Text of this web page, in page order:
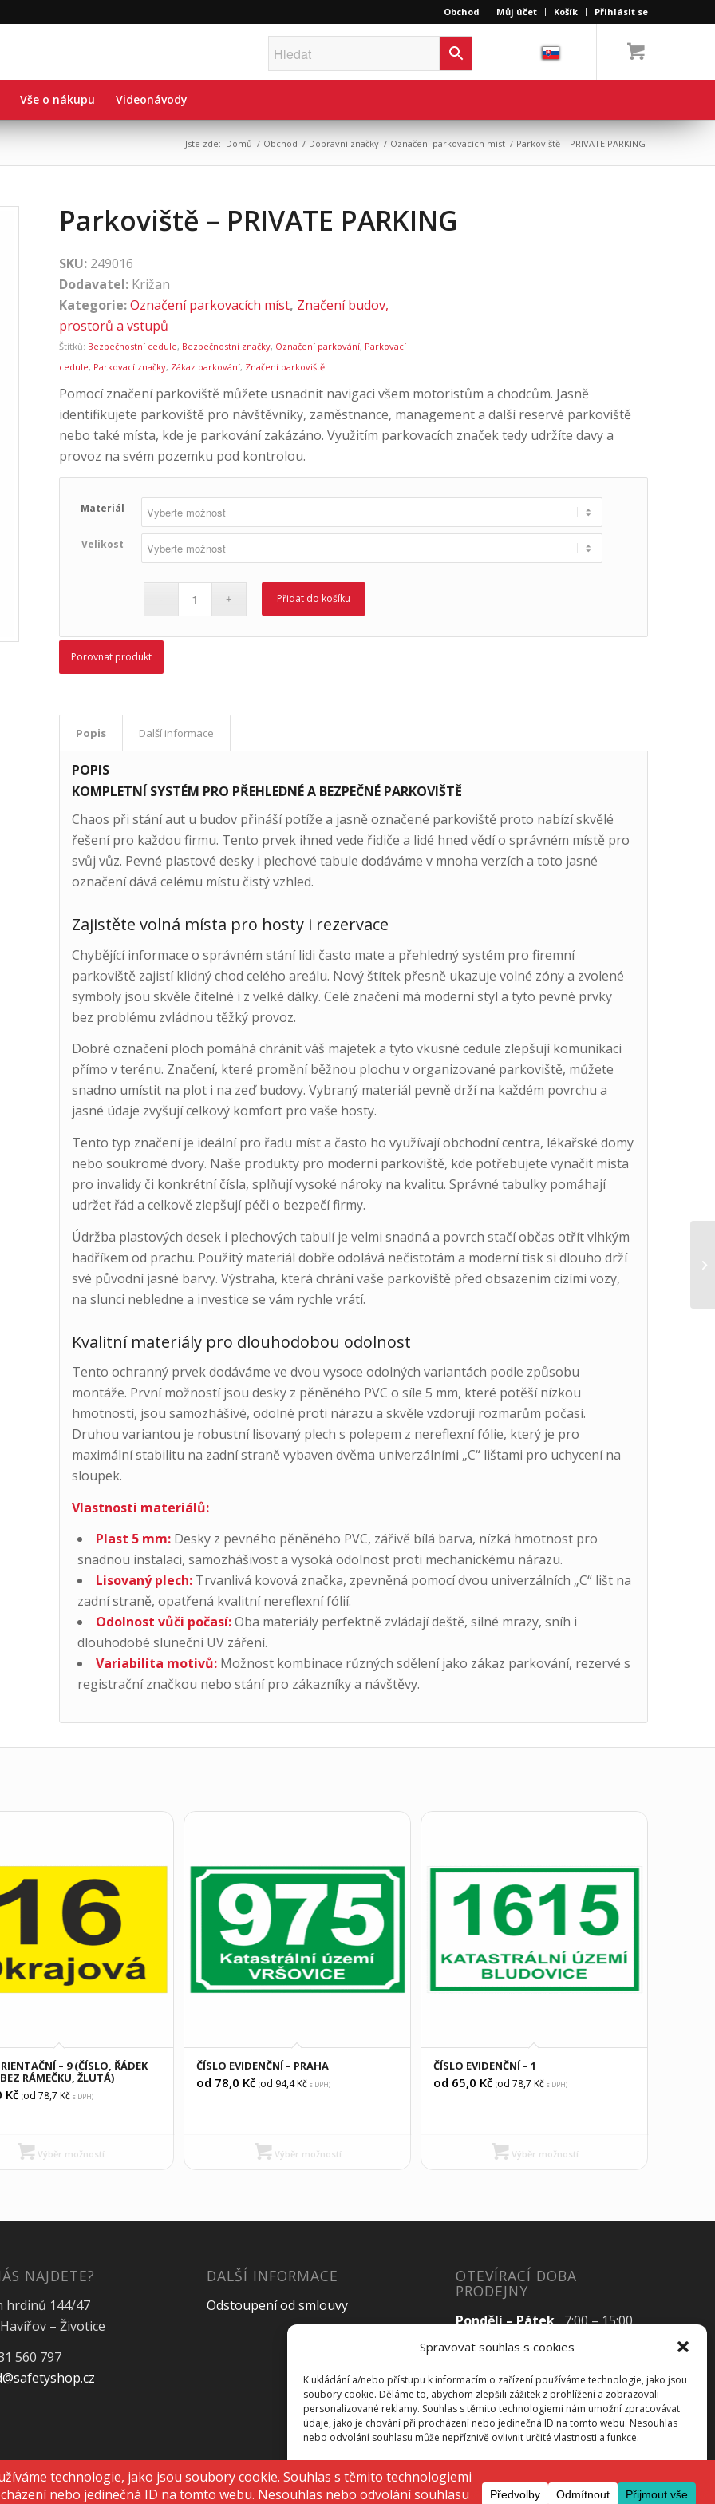
Spravovat souhlas s cookies
K ukládání a/nebo přístupu k informacím o zařízení používáme technologie, jako jsou
soubory cookie. Děláme to, abychom zlepšili zážitek z prohlížení a zobrazovali
personalizované reklamy. Souhlas s těmito technologiemi nám umožní zpracovávat
údaje, jako je chování při procházení nebo jedinečná ID na tomto webu. Nesouhlas
nebo odvolání souhlasu může nepříznivě ovlivnit určité vlastnosti a funkce.
Přijmout Odmítnout Zobrazit předvolby
Obchod Můj účet Košík Přihlásit se
Vše o nákupu Videonávody
Jste zde: Domů / Obchod / Dopravní značky / Označení parkovacích míst / Parkoviště – PRIVATE PARKING
Parkoviště – PRIVATE PARKING
SKU: 249016
Dodavatel: Križan
Kategorie:Označení parkovacích míst, Značení budov,
prostorů a vstupů
Štítků: Bezpečnostní cedule, Bezpečnostní značky, Označení parkování, Parkovací
cedule, Parkovací značky, Zákaz parkování, Značení parkoviště
Pomocí značení parkoviště můžete usnadnit navigaci všem motoristům a chodcům. Jasně
identifikujete parkoviště pro návštěvníky, zaměstnance, management a další reservé parkoviště
nebo také místa, kde je parkování zakázáno. Využitím parkovacích značek tedy udržíte davy a
provoz na svém pozemku pod kontrolou.
Materiál
Velikost
Přidat do košíku
Porovnat produkt
Popis Další informace
POPIS
KOMPLETNÍ SYSTÉM PRO PŘEHLEDNÉ A BEZPEČNÉ PARKOVIŠTĚ
Chaos při stání aut u budov přináší potíže a jasně označené parkoviště proto nabízí skvělé
řešení pro každou firmu. Tento prvek ihned vede řidiče a lidé hned vědí o správném místě pro
svůj vůz. Pevné plastové desky i plechové tabule dodáváme v mnoha verzích a toto jasné
označení dává celému místu čistý vzhled.
Zajistěte volná místa pro hosty i rezervace
Chybějící informace o správném stání lidi často mate a přehledný systém pro firemní
parkoviště zajistí klidný chod celého areálu. Nový štítek přesně ukazuje volné zóny a zvolené
symboly jsou skvěle čitelné i z velké dálky. Celé značení má moderní styl a tyto pevné prvky
bez problému zvládnou těžký provoz.
Dobré označení ploch pomáhá chránit váš majetek a tyto vkusné cedule zlepšují komunikaci
přímo v terénu. Značení, které promění běžnou plochu v organizované parkoviště, můžete
snadno umístit na plot i na zeď budovy. Vybraný materiál pevně drží na každém povrchu a
jasné údaje zvyšují celkový komfort pro vaše hosty.
Tento typ značení je ideální pro řadu míst a často ho využívají obchodní centra, lékařské domy
nebo soukromé dvory. Naše produkty pro moderní parkoviště, kde potřebujete vynačit místa
pro invalidy či konkrétní čísla, splňují vysoké nároky na kvalitu. Správné tabulky pomáhají
udržet řád a celkově zlepšují péči o bezpečí firmy.
Údržba plastových desek i plechových tabulí je velmi snadná a povrch stačí občas otřít vlhkým
hadříkem od prachu. Použitý materiál dobře odolává nečistotám a moderní tisk si dlouho drží
své původní jasné barvy. Výstraha, která chrání vaše parkoviště před obsazením cizími vozy,
na slunci nebledne a investice se vám rychle vrátí.
Kvalitní materiály pro dlouhodobou odolnost
Tento ochranný prvek dodáváme ve dvou vysoce odolných variantách podle způsobu
montáže. První možností jsou desky z pěněného PVC o síle 5 mm, které potěší nízkou
hmotností, jsou samozhášivé, odolné proti nárazu a skvěle vzdorují rozmarům počasí.
Druhou variantou je robustní lisovaný plech s polepem z nereflexní fólie, který je pro
maximální stabilitu na zadní straně vybaven dvěma univerzálními „C“ lištami pro uchycení na
sloupek.
Vlastnosti materiálů:
Plast 5 mm:Desky z pevného pěněného PVC, zářivě bílá barva, nízká hmotnost pro
snadnou instalaci, samozhášivost a vysoká odolnost proti mechanickému nárazu.
Lisovaný plech:Trvanlivá kovová značka, zpevněná pomocí dvou univerzálních „C“ lišt na
zadní straně, opatřená kvalitní nereflexní fólií.
Odolnost vůči počasí:Oba materiály perfektně zvládají deště, silné mrazy, sníh i
dlouhodobé sluneční UV záření.
Variabilita motivů:Možnost kombinace různých sdělení jako zákaz parkování, rezervé s
registrační značkou nebo stání pro zákazníky a návštěvy.
– 9 (ČÍSLO, ŘÁDEK
RÁMEČKU, ŽLUTÁ)
Kč (od 78,7 Kčs DPH)
Výběr možností
ČÍSLO EVIDENČNÍ – PRAHA
od 78,0 Kč (od 94,4Kčs DPH)
Výběr možností
ČÍSLO EVIDENČNÍ – 1
od 65,0 Kč (od 78,7 Kčs DPH)
Výběr možností
NAJDETE?
hrdinů 144/47
– Životice
560 797
DALŠÍ INFORMACE
Odstoupení od smlouvy
OTEVÍRACÍ DOBA
PRODEJNY
Pondělí – Pátek7:00 – 15:00
SobotaZavřeno
NeděleZavřeno